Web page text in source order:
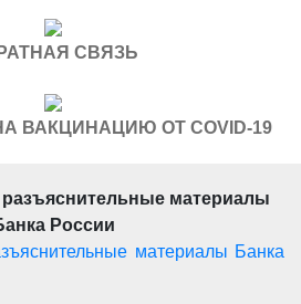
СВЯЗЬ
ВАКЦИНАЦИЮ ОТ COVID-19
материалы
России
материалы Банка